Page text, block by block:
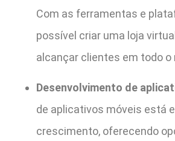
Com as ferramentas e
possível criar uma loja
alcançar clientes em todo o
Desenvolvimento de
de aplicativos móveis está
crescimento, oferecendo